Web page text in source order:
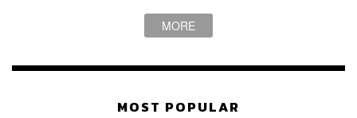
MORE
MOST POPULAR